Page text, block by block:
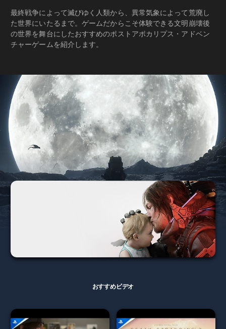
最終戦争によって滅びゆく人類から、異常気象によって荒廃し
た世界にいたるまで。ゲームだからこそ体験できる文明崩壊後
の世界を舞台にしたおすすめのポストアポカリプス・アドベン
チャーゲームを紹介します。
おすすめビデオ